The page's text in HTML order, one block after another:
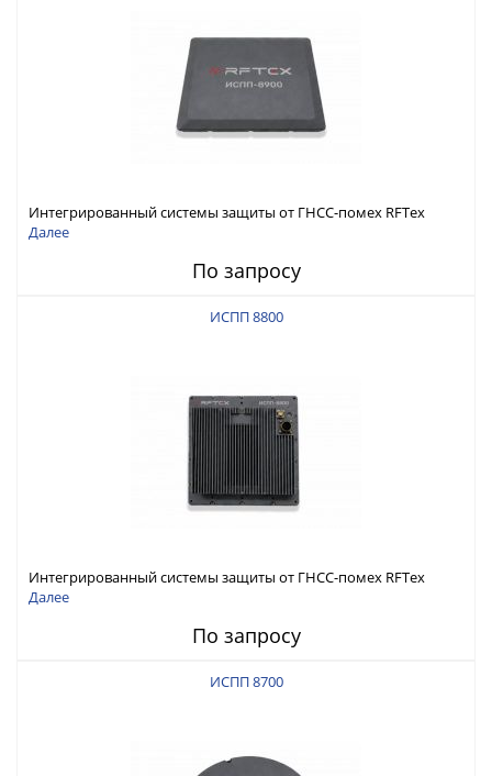
Интегрированный системы защиты от ГНСС-помех RFТех
ИСПП 8900
Далее
По запросу
ИСПП 8800
Интегрированный системы защиты от ГНСС-помех RFТех
ИСПП 8800
Далее
По запросу
ИСПП 8700